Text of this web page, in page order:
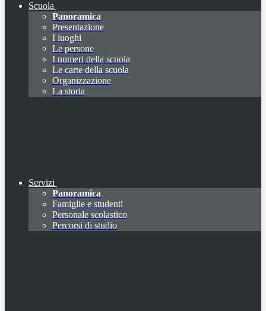
Scuola
Panoramica
Presentazione
I luoghi
Le persone
I numeri della scuola
Le carte della scuola
Organizzazione
La storia
Servizi
Panoramica
Famiglie e studenti
Personale scolastico
Percorsi di studio